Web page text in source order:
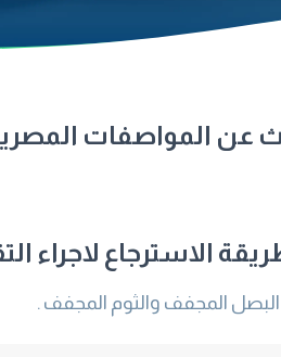
عن المواصفات
الاسترجاع لاجراء
المجفف والثوم المجفف .